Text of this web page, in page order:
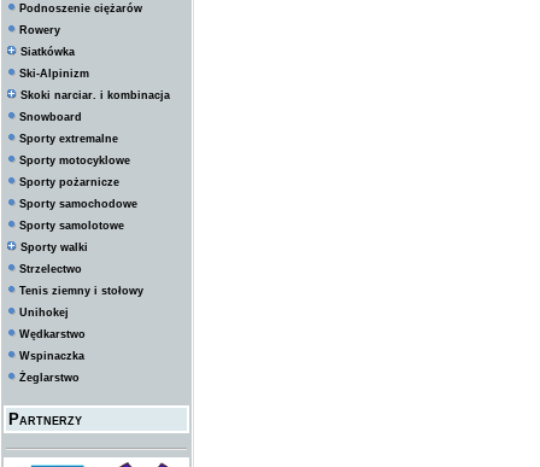
Podnoszenie ciężarów
Rowery
Siatkówka
Ski-Alpinizm
Skoki narciar. i kombinacja
Snowboard
Sporty extremalne
Sporty motocyklowe
Sporty pożarnicze
Sporty samochodowe
Sporty samolotowe
Sporty walki
Strzelectwo
Tenis ziemny i stołowy
Unihokej
Wędkarstwo
Wspinaczka
Żeglarstwo
Partnerzy